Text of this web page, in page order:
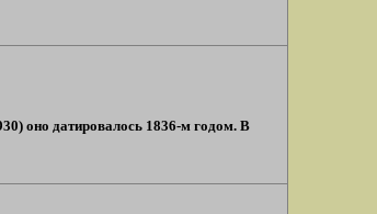
оно датировалось 1836-м годом. В